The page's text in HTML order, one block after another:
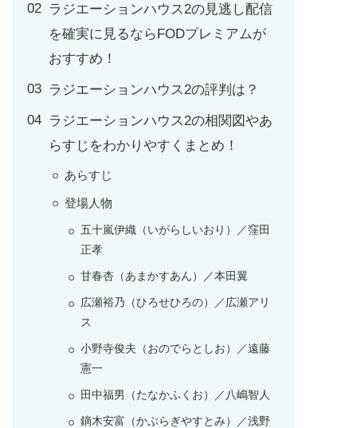
ラジエーションハウス2の見逃し配信
を確実に見るならFODプレミアムが
おすすめ！
ラジエーションハウス2の評判は？
ラジエーションハウス2の相関図やあ
らすじをわかりやすくまとめ！
あらすじ
登場人物
五十嵐伊織（いがらしいおり）／窪田
正孝
甘春杏（あまかすあん）／本田翼
広瀬裕乃（ひろせひろの）／広瀬アリ
ス
小野寺俊夫（おのでらとしお）／遠藤
憲一
田中福男（たなかふくお）／八嶋智人
鏑木安富（かぶらぎやすとみ）／浅野